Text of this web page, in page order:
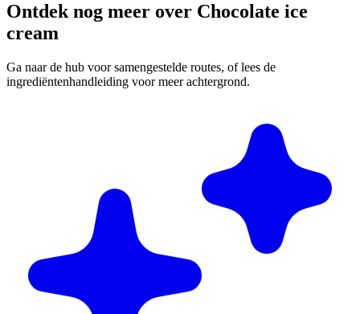
Ontdek nog meer over Chocolate ice
cream
Ga naar de hub voor samengestelde routes, of lees de
ingrediëntenhandleiding voor meer achtergrond.